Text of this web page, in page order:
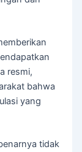
resmi,
bahwa
yang
tidak